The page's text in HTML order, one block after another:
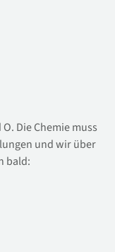
Die Chemie muss
und wir über
bald: